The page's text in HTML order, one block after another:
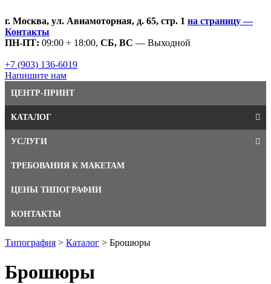
г. Москва, ул. Авиамоторная, д. 65, стр. 1 на страницу —
Контакты
ПН-ПТ: 09:00 ÷ 18:00, СБ, ВС — Выходной
+7 (903) 136-6019
Напишите нам
ЦЕНТР-ПРИНТ
КАТАЛОГ
УСЛУГИ
ТРЕБОВАНИЯ К МАКЕТАМ
ЦЕНЫ ТИПОГРАФИИ
КОНТАКТЫ
Типография > Каталог > Брошюры
Брошюры